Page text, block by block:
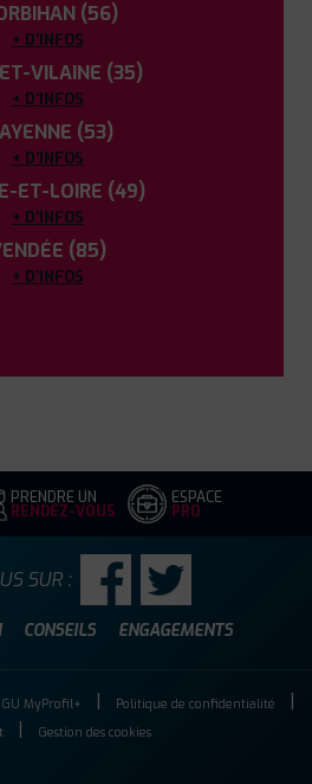
(56)
+ D'INFOS
VILAINE (35)
+ D'INFOS
(53)
+ D'INFOS
ET-LOIRE (49)
+ D'INFOS
(85)
+ D'INFOS
PRENDRE UN
RENDEZ-VOUS
ESPACE
PRO
CONSEILS ENGAGEMENTS
SUR :
MyProfil+
Politique de confidentialité
Gestion des cookies